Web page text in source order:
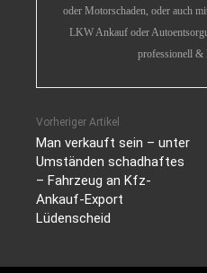
oder Motorschaden, oder auch
LKW Ankauf oder
professionell &
Vorheriger Artikel
Man verkauft sein – unter
Umständen schadhaftes
– Fahrzeug an Kfz-
Ankauf-Export
Lüdenscheid